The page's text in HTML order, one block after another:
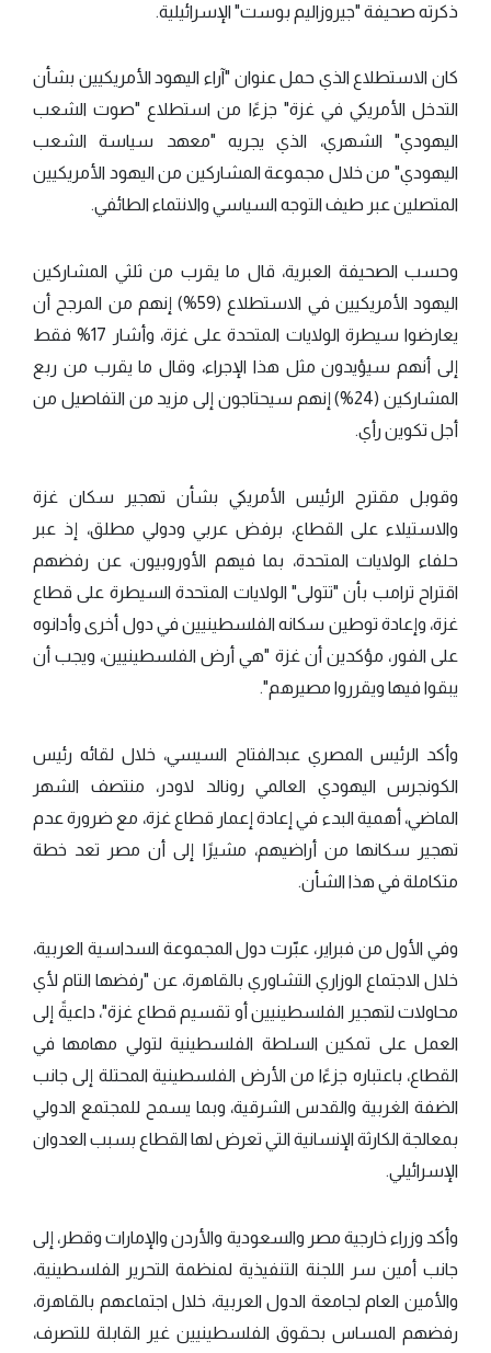
ذكرته صحيفة "جيروزاليم بوست" الإسرائيلية.
كان الاستطلاع الذي حمل عنوان "آراء اليهود الأمريكيين بشأن
التدخل الأمريكي في غزة" جزءًا من استطلاع "صوت الشعب
اليهودي" الشهري، الذي يجريه "معهد سياسة الشعب
اليهودي" من خلال مجموعة المشاركين من اليهود الأمريكيين
المتصلين عبر طيف التوجه السياسي والانتماء الطائفي.
وحسب الصحيفة العبرية، قال ما يقرب من ثلثي المشاركين
اليهود الأمريكيين في الاستطلاع (59%) إنهم من المرجح أن
يعارضوا سيطرة الولايات المتحدة على غزة، وأشار 17% فقط
إلى أنهم سيؤيدون مثل هذا الإجراء، وقال ما يقرب من ربع
المشاركين (24%) إنهم سيحتاجون إلى مزيد من التفاصيل من
أجل تكوين رأي.
وقوبل مقترح الرئيس الأمريكي بشأن تهجير سكان غزة
والاستيلاء على القطاع، برفض عربي ودولي مطلق، إذ عبر
حلفاء الولايات المتحدة، بما فيهم الأوروبيون، عن رفضهم
اقتراح ترامب بأن "تتولى" الولايات المتحدة السيطرة على قطاع
غزة، وإعادة توطين سكانه الفلسطينيين في دول أخرى وأدانوه
على الفور، مؤكدين أن غزة "هي أرض الفلسطينيين، ويجب أن
يبقوا فيها ويقرروا مصيرهم".
وأكد الرئيس المصري عبدالفتاح السيسي، خلال لقائه رئيس
الكونجرس اليهودي العالمي رونالد لاودر، منتصف الشهر
الماضي، أهمية البدء في إعادة إعمار قطاع غزة، مع ضرورة عدم
تهجير سكانها من أراضيهم، مشيرًا إلى أن مصر تعد خطة
متكاملة في هذا الشأن.
وفي الأول من فبراير، عبّرت دول المجموعة السداسية العربية،
خلال الاجتماع الوزاري التشاوري بالقاهرة، عن "رفضها التام لأي
محاولات لتهجير الفلسطينيين أو تقسيم قطاع غزة"، داعيةً إلى
العمل على تمكين السلطة الفلسطينية لتولي مهامها في
القطاع، باعتباره جزءًا من الأرض الفلسطينية المحتلة إلى جانب
الضفة الغربية والقدس الشرقية، وبما يسمح للمجتمع الدولي
بمعالجة الكارثة الإنسانية التي تعرض لها القطاع بسبب العدوان
الإسرائيلي.
وأكد وزراء خارجية مصر والسعودية والأردن والإمارات وقطر، إلى
جانب أمين سر اللجنة التنفيذية لمنظمة التحرير الفلسطينية،
والأمين العام لجامعة الدول العربية، خلال اجتماعهم بالقاهرة،
رفضهم المساس بحقوق الفلسطينيين غير القابلة للتصرف،